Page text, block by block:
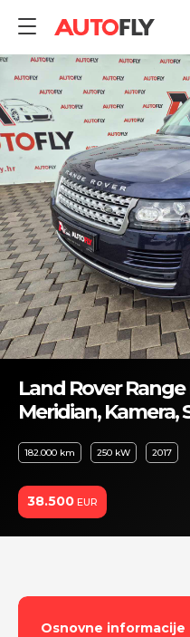
Land Rover Range
Meridian, Kamera,
182.000 km 250 kW 2017
38.500 EUR
Osnovne informacije